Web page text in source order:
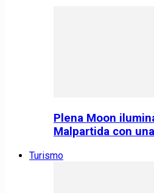
Plena Moon
Malpartida con
Turismo